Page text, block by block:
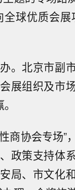
球优质会展
。北京市副
展组织及市场
商协会专场”
政策支持体系
局、市文化